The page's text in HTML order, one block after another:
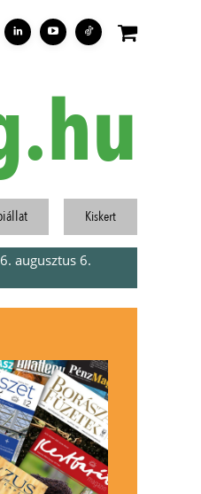
Kiskert
augusztus 6.